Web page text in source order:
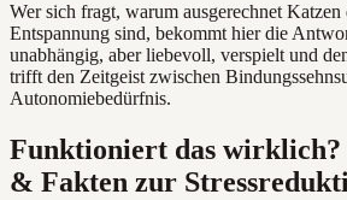
Wer sich fragt, warum ausgerechnet Katzen
Entspannung sind, bekommt hier die
unabhängig, aber liebevoll, verspielt und
trifft den Zeitgeist zwischen
Autonomiebedürfnis.
Funktioniert das wirklich?
& Fakten zur